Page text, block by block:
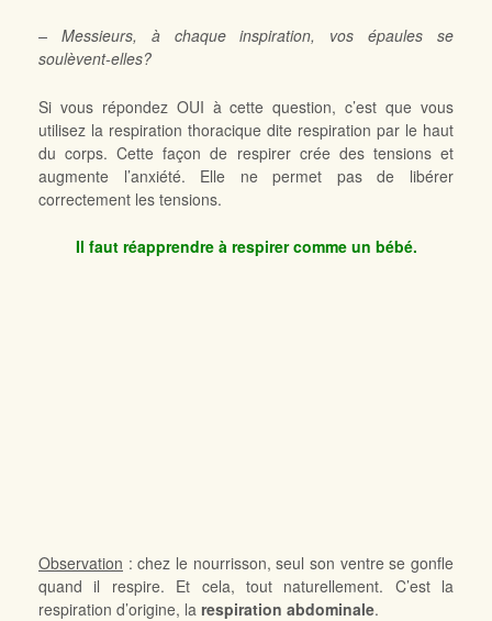
– Messieurs, à chaque inspiration, vos épaules se
soulèvent-elles?
Si vous répondez OUI à cette question, c’est que vous
utilisez la respiration thoracique dite respiration par le haut
du corps. Cette façon de respirer crée des tensions et
augmente l’anxiété. Elle ne permet pas de libérer
correctement les tensions.
Il faut réapprendre à respirer comme un bébé.
Observation : chez le nourrisson, seul son ventre se gonfle
quand il respire. Et cela, tout naturellement. C’est la
respiration d’origine, la respiration abdominale.